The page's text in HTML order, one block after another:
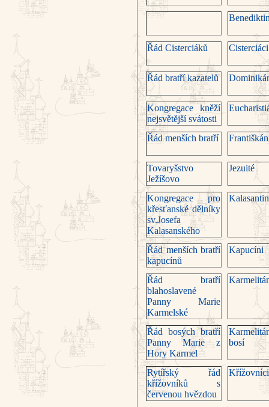
Řád Cisterciá­ků Cisterciáci
Řád bratří kazatelů
Kongregace kněží
nejsvětější svátosti
Řád menších bratří
Tovaryšstvo
Ježíšovo
Jezuité
Kongregace pro
křesťan­ské dělníky
sv.Josefa
Kalasanské­ho
Řád menších bratří
kapucínů
Kapucíni
Řád bratří
blahoslavené
Panny Marie
Karmelské
Řád bosých bratří
Panny Marie z
Hory Karmel
bosí
Rytířský řád
křížovníků s
červenou hvězdou
Křížovníci